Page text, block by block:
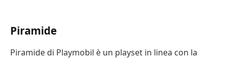
Piramide
Piramide di Playmobil è un playset in linea con la